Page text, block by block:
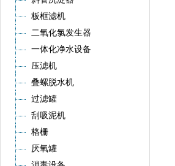
板框滤机
二氧化氯发生器
一体化净水设备
压滤机
叠螺脱水机
过滤罐
刮吸泥机
格栅
厌氧罐